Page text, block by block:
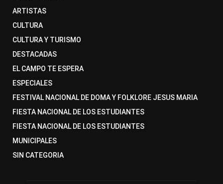
ARTISTAS
CULTURA
CULTURA Y TURISMO
DESTACADAS
EL CAMPO TE ESPERA
ESPECIALES
FESTIVAL NACIONAL DE DOMA Y FOLKLORE JESUS MARIA
FIESTA NACIONAL DE LOS ESTUDIANTES
FIESTA NACIONAL DE LOS ESTUDIANTES
MUNICIPALES
SIN CATEGORIA